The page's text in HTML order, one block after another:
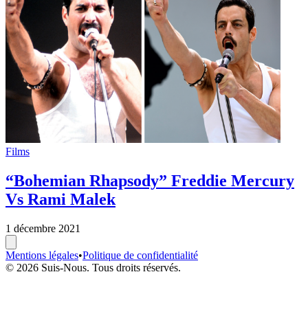
Films
“Bohemian Rhapsody” Freddie Mercury
Vs Rami Malek
1 décembre 2021
Mentions légales•Politique de confidentialité
© 2026 Suis-Nous. Tous droits réservés.